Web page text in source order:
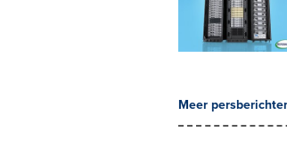
Meer